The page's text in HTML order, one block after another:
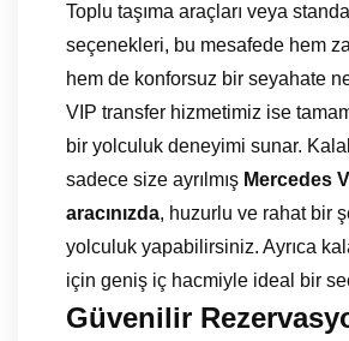
Toplu taşıma araçları veya
seçenekleri, bu mesafede hem
hem de konforsuz bir seyahate
VIP transfer hizmetimiz ise
bir yolculuk deneyimi sunar.
sadece size ayrılmış Mercedes
aracınızda, huzurlu ve rahat bir
yolculuk yapabilirsiniz. Ayrıca
için geniş iç hacmiyle ideal bir
Güvenilir